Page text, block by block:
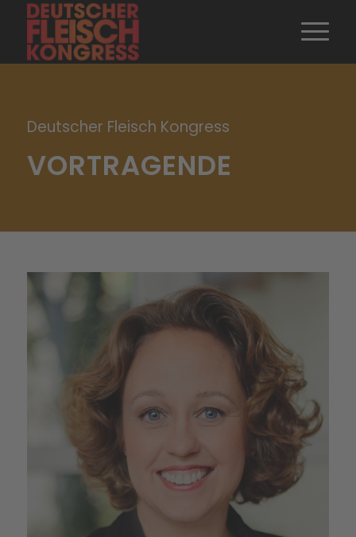
Deutscher Fleisch Kongress
VORTRAGENDE